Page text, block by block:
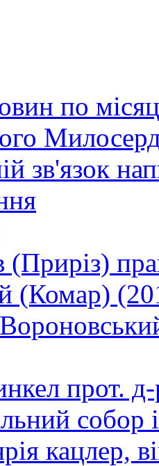
по
зв'язок
(Приріз)
(Комар)
прот.
собор
кацлер,